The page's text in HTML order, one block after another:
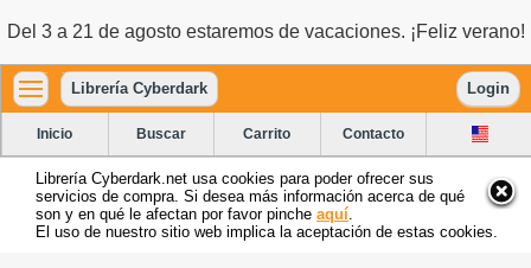
Del 3 a 21 de agosto estaremos de vacaciones. ¡Feliz verano!
Librería Cyberdark Login
Inicio Buscar Carrito Contacto
Librería Cyberdark.net usa cookies para poder ofrecer sus
servicios de compra. Si desea más información acerca de qué
son y en qué le afectan por favor pinche aquí
El uso de nuestro sitio web implica la aceptación de estas cookies.